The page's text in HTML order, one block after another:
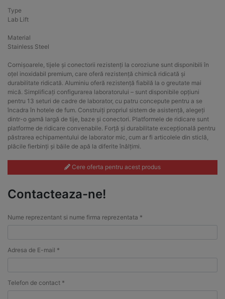
Type
Lab Lift
Material
Stainless Steel
Cornișoarele, tijele și conectorii rezistenți la coroziune sunt disponibili în
oțel inoxidabil premium, care oferă rezistență chimică ridicată și
durabilitate ridicată. Aluminiu oferă rezistență fiabilă la o greutate mai
mică. Simplificați configurarea laboratorului – sunt disponibile opțiuni
pentru 13 seturi de cadre de laborator, cu patru concepute pentru a se
încadra în hotele de fum. Construiți propriul sistem de asistență, alegeți
dintr-o gamă largă de tije, baze și conectori. Platformele de ridicare sunt
platforme de ridicare convenabile. Forță și durabilitate excepțională pentru
păstrarea echipamentului de laborator mic, cum ar fi articolele din sticlă,
plăcile fierbinți și băile de apă la diferite înălțimi.
Cere oferta pentru acest produs
Contacteaza-ne!
Nume reprezentant si nume firma reprezentata *
Adresa de E-mail *
Telefon de contact *